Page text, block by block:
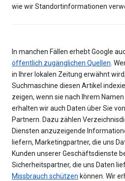
wie wir Standortinformationen
In manchen Fällen erhebt Google
öffentlich zugänglichen Quellen.
in Ihrer lokalen Zeitung erwähnt
Suchmaschine diesen Artikel
zeigen, wenn sie nach Ihrem
erhalten wir auch Daten über Sie
Partnern. Dazu zählen
Diensten anzuzeigende
liefern, Marketingpartner, die uns
Kunden unserer Geschäftsdienste
Sicherheitspartner, die uns Daten
Missbrauch schützen können. Wir